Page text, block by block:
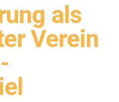
als
Verein